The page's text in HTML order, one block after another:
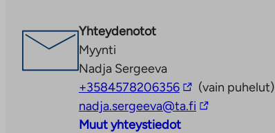
Yhteydenotot
Myynti
Nadja Sergeeva
+3584578206356Linkki
vie
ulkopuoliseen
(vain puhelut)
nadja.sergeeva@ta.fi Linkki
Muut yhteystiedot